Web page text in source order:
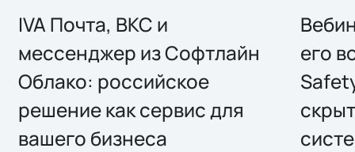
IVA Почта, ВКС и
мессенджер из Софтлайн
Облако: российское
решение как сервис для
вашего бизнеса
его